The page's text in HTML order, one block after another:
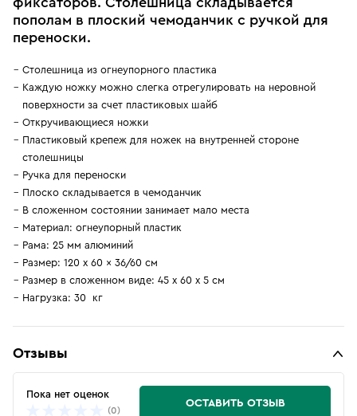
пополам в плоский чемоданчик с ручкой для
переноски.
Столешница из огнеупорного пластика
Каждую ножку можно слегка отрегулировать на неровной
поверхности за счет пластиковых шайб
Откручивающиеся ножки
Пластиковый крепеж для ножек на внутренней стороне
столешницы
Ручка для переноски
Плоско складывается в чемоданчик
В сложенном состоянии занимает мало места
Материал: огнеупорный пластик
Рама: 25 мм алюминий
Размер: 120 x 60 x 36/60 см
Размер в сложенном виде: 45 х 60 х 5 см
Нагрузка: 30 кг
Отзывы
Пока нет оценок
(0)
ОСТАВИТЬ ОТЗЫВ